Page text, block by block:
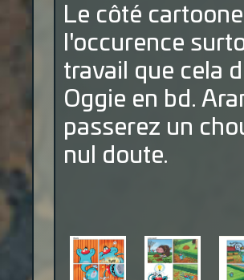
Le côté
l'occurence
travail que cela
Oggie en bd.
passerez un
nul doute.